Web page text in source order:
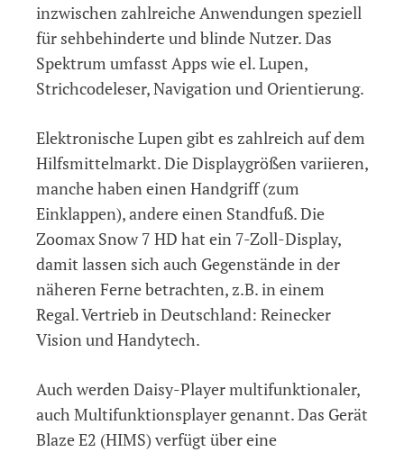
inzwischen zahlreiche Anwendungen speziell
für sehbehinderte und blinde Nutzer. Das
Spektrum umfasst Apps wie el. Lupen,
Strichcodeleser, Navigation und Orientierung.
Elektronische Lupen gibt es zahlreich auf dem
Hilfsmittelmarkt. Die Displaygrößen variieren,
manche haben einen Handgriff (zum
Einklappen), andere einen Standfuß. Die
Zoomax Snow 7 HD hat ein 7-Zoll-Display,
damit lassen sich auch Gegenstände in der
näheren Ferne betrachten, z.B. in einem
Regal. Vertrieb in Deutschland: Reinecker
Vision und Handytech.
Auch werden Daisy-Player multifunktionaler,
auch Multifunktionsplayer genannt. Das Gerät
Blaze E2 (HIMS) verfügt über eine